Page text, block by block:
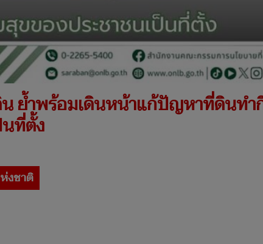
น ย้ำพร้อมเดินหน้าแก้ปัญหาที่ดินท
ที่ตั้ง
งชาติ